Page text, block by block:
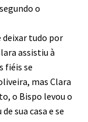
o
deixar tudo por
assistiu à
fiéis se
mas Clara
o Bispo levou o
sua casa e se